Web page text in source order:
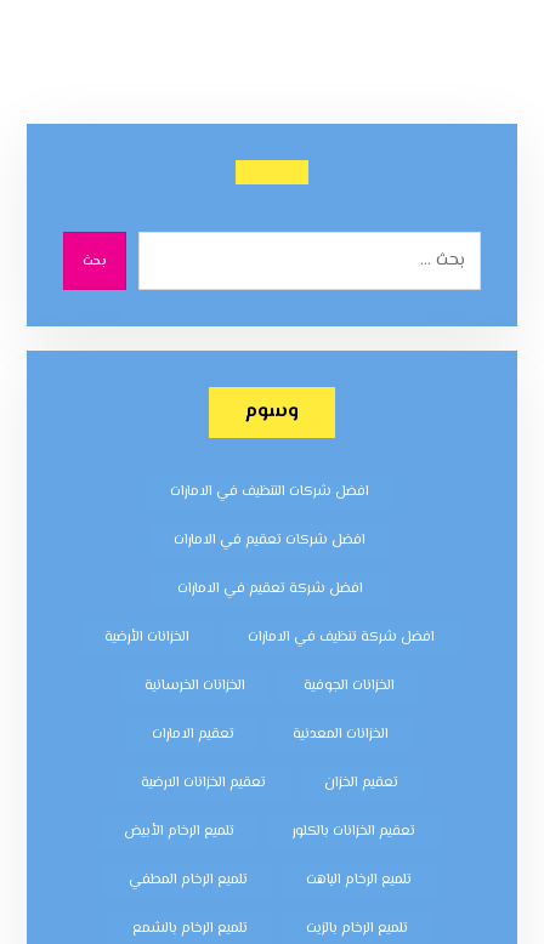
بحث
وسوم
افضل شركات التنظيف في الامارات
افضل شركات تعقيم في الامارات
افضل شركة تعقيم في الامارات
افضل شركة تنظيف في الامارات الخزانات الأرضية
الخزانات الجوفية الخزانات الخرسانية
الخزانات المعدنية تعقيم الامارات
تعقيم الخزان تعقيم الخزانات الارضية
تعقيم الخزانات بالكلور تلميع الرخام الأبيض
تلميع الرخام الباهت تلميع الرخام المطفي
تلميع الرخام بالزيت تلميع الرخام بالشمع